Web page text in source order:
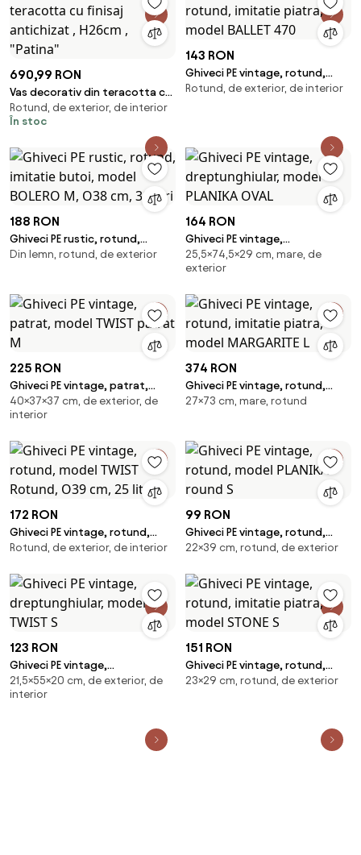
690,99 RON
Vas decorativ din teracotta cu
finisaj antichizat , H26cm ,
"Patina"
Rotund, de exterior, de interior
În stoc
143 RON
Ghiveci PE vintage, rotund,
imitatie piatra, model BALLET
Rotund, de exterior, de interior
188 RON
Ghiveci PE rustic, rotund,
imitatie butoi, model BOLERO
Din lemn, rotund, de exterior
164 RON
Ghiveci PE vintage,
dreptunghiular, model PLANIKA
OVAL
25,5×74,5×29 cm, mare, de
exterior
225 RON
Ghiveci PE vintage, patrat,
model TWIST patrat M
40×37×37 cm, de exterior, de
interior
374 RON
Ghiveci PE vintage, rotund,
imitatie piatra, model
27×73 cm, mare, rotund
172 RON
Ghiveci PE vintage, rotund,
model TWIST Rotund, O39 cm,
Rotund, de exterior, de interior
99 RON
Ghiveci PE vintage, rotund,
model PLANIKA round S
22×39 cm, rotund, de exterior
123 RON
Ghiveci PE vintage,
dreptunghiular, model TWIST S
21,5×55×20 cm, de exterior, de
interior
151 RON
Ghiveci PE vintage, rotund,
imitatie piatra, model STONE S
23×29 cm, rotund, de exterior